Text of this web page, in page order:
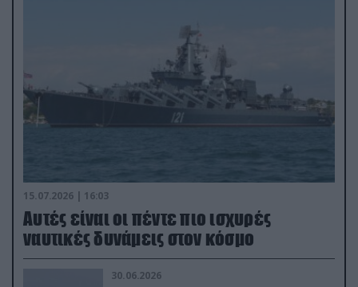
15.07.2026 | 16:03
Aυτές είναι οι πέντε πιο ισχυρές
ναυτικές δυνάμεις στον κόσμο
30.06.2026